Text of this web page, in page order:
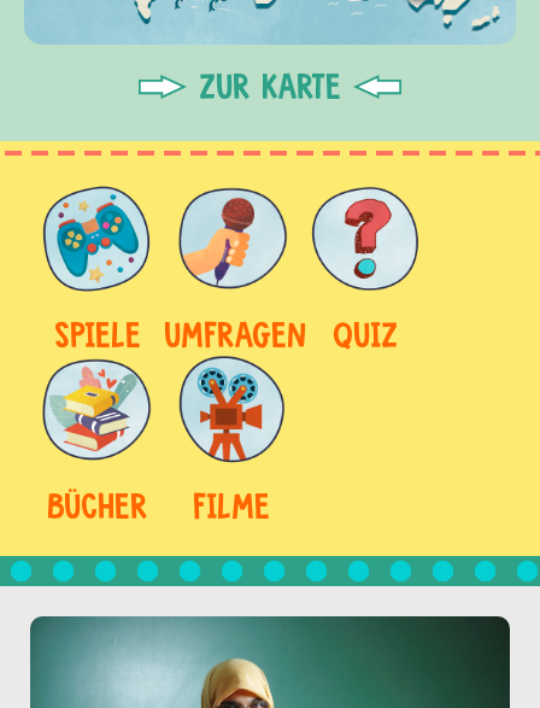
ZUR KARTE
SPIELE UMFRAGEN QUIZ
BÜCHER FILME